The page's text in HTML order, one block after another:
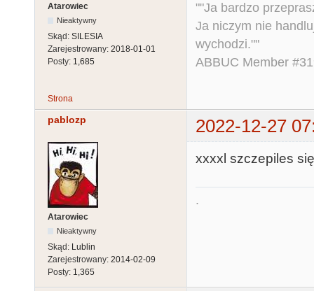
Atarowiec
Nieaktywny
Skąd: SILESIA
Zarejestrowany: 2018-01-01
Posty: 1,685
""Ja bardzo
Ja niczym nie
wychodzi.""
ABBUC Member
Strona
pablozp 2022-12-27
Atarowiec
Nieaktywny
Skąd: Lublin
Zarejestrowany: 2014-02-09
Posty: 1,365
xxxxl szczepiles
.